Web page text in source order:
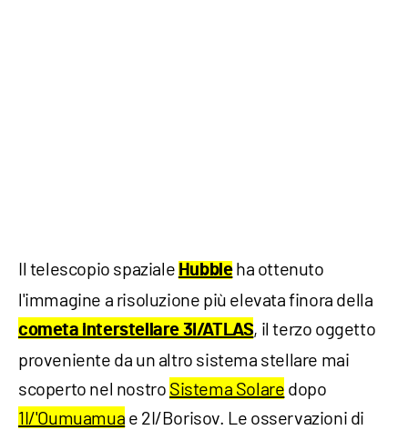
Il telescopio spaziale Hubbleha ottenuto
l'immagine a risoluzione più elevata finora della
cometa interstellare 3I/ATLAS, il terzo oggetto
proveniente da un altro sistema stellare mai
scoperto nel nostro Sistema Solare dopo
1I/'Oumuamua e 2I/Borisov. Le osservazioni di